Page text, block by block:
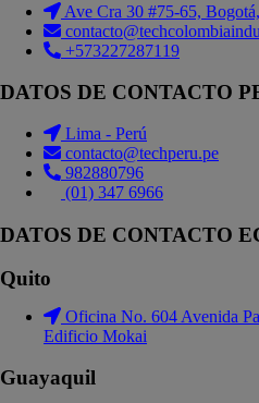
Ave Cra 30 #75-65,
+573227287119
DATOS DE CONTACTO
Lima - Perú
contacto@techperu.pe
982880796
(01) 347 6966
DATOS DE CONTACTO
Quito
Oficina No. 604 Avenida
Edificio Mokai
Guayaquil